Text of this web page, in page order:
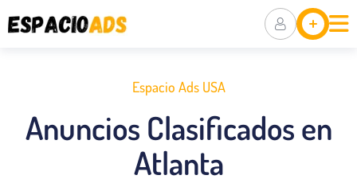
Ubicaciones
Espacio Ads USA
Anuncios Clasificados en
Atlanta